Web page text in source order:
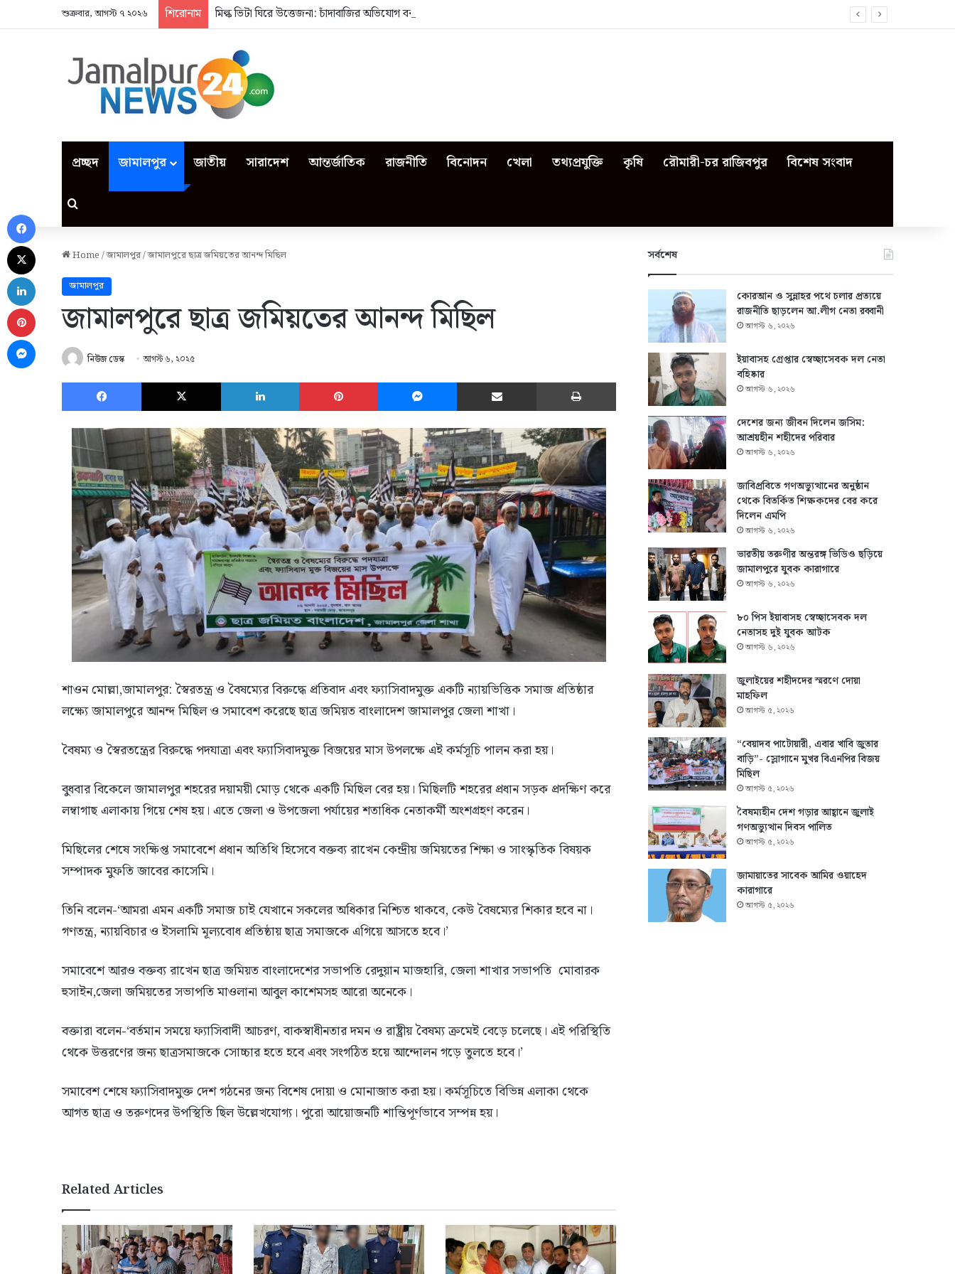
শুক্রবার, আগস্ট ৭ ২০২৬ শিরোনাম মিল্ক ভিটা ঘিরে উত্তেজনা: চাঁদাবাজির অভিযোগ বনাম ভেজাল দুধের জিডি
প্রচ্ছদ জামালপুর জাতীয় সারাদেশ আন্তর্জাতিক রাজনীতি বিনোদন খেলা তথ্যপ্রযুক্তি কৃষি রৌমারী-চর রাজিবপুর বিশেষ সংবাদ
Search for
Home/জামালপুর/জামালপুরে ছাত্র জমিয়তের আনন্দ মিছিল
জামালপুর
জামালপুরে ছাত্র জমিয়তের আনন্দ মিছিল
নিউজ ডেস্ক আগস্ট ৬, ২০২৫
Facebook X LinkedIn Pinterest Messenger Share via Email Print
শাওন মোল্লা,জামালপুর: স্বৈরতন্ত্র ও বৈষম্যের বিরুদ্ধে প্রতিবাদ এবং ফ্যাসিবাদমুক্ত একটি ন্যায়ভিত্তিক সমাজ প্রতিষ্ঠার
লক্ষ্যে জামালপুরে আনন্দ মিছিল ও সমাবেশ করেছে ছাত্র জমিয়ত বাংলাদেশ জামালপুর জেলা শাখা।
বৈষম্য ও স্বৈরতন্ত্রের বিরুদ্ধে পদযাত্রা এবং ফ্যাসিবাদমুক্ত বিজয়ের মাস উপলক্ষে এই কর্মসূচি পালন করা হয়।
বুধবার বিকেলে জামালপুর শহরের দয়াময়ী মোড় থেকে একটি মিছিল বের হয়। মিছিলটি শহরের প্রধান সড়ক প্রদক্ষিণ করে
লম্বাগাছ এলাকায় গিয়ে শেষ হয়। এতে জেলা ও উপজেলা পর্যায়ের শতাধিক নেতাকর্মী অংশগ্রহণ করেন।
মিছিলের শেষে সংক্ষিপ্ত সমাবেশে প্রধান অতিথি হিসেবে বক্তব্য রাখেন কেন্দ্রীয় জমিয়তের শিক্ষা ও সাংস্কৃতিক বিষয়ক
সম্পাদক মুফতি জাবের কাসেমি।
তিনি বলেন-‘আমরা এমন একটি সমাজ চাই যেখানে সকলের অধিকার নিশ্চিত থাকবে, কেউ বৈষম্যের শিকার হবে না।
গণতন্ত্র, ন্যায়বিচার ও ইসলামি মূল্যবোধ প্রতিষ্ঠায় ছাত্র সমাজকে এগিয়ে আসতে হবে।’
সমাবেশে আরও বক্তব্য রাখেন ছাত্র জমিয়ত বাংলাদেশের সভাপতি রেদুয়ান মাজহারি, জেলা শাখার সভাপতি মোবারক
হুসাইন,জেলা জমিয়তের সভাপতি মাওলানা আবুল কাশেমসহ আরো অনেকে।
বক্তারা বলেন-‘বর্তমান সময়ে ফ্যাসিবাদী আচরণ, বাকস্বাধীনতার দমন ও রাষ্ট্রীয় বৈষম্য ক্রমেই বেড়ে চলেছে। এই পরিস্থিতি
থেকে উত্তরণের জন্য ছাত্রসমাজকে সোচ্চার হতে হবে এবং সংগঠিত হয়ে আন্দোলন গড়ে তুলতে হবে।’
সমাবেশ শেষে ফ্যাসিবাদমুক্ত দেশ গঠনের জন্য বিশেষ দোয়া ও মোনাজাত করা হয়। কর্মসূচিতে বিভিন্ন এলাকা থেকে
আগত ছাত্র ও তরুণদের উপস্থিতি ছিল উল্লেখযোগ্য। পুরো আয়োজনটি শান্তিপূর্ণভাবে সম্পন্ন হয়।
Related Articles
সর্বশেষ
কোরআন ও সুন্নাহর পথে চলার প্রত্যয়ে
রাজনীতি ছাড়লেন আ.লীগ নেতা রব্বানী
আগস্ট ৬, ২০২৬
ইয়াবাসহ গ্রেপ্তার স্বেচ্ছাসেবক দল নেতা
বহিষ্কার
আগস্ট ৬, ২০২৬
দেশের জন্য জীবন দিলেন জসিম:
আশ্রয়হীন শহীদের পরিবার
আগস্ট ৬, ২০২৬
জাবিপ্রবিতে গণঅভ্যুত্থানের অনুষ্ঠান
থেকে বিতর্কিত শিক্ষকদের বের করে
দিলেন এমপি
আগস্ট ৬, ২০২৬
ভারতীয় তরুণীর অন্তরঙ্গ ভিডিও ছড়িয়ে
জামালপুরে যুবক কারাগারে
আগস্ট ৬, ২০২৬
৮০ পিস ইয়াবাসহ স্বেচ্ছাসেবক দল
নেতাসহ দুই যুবক আটক
আগস্ট ৬, ২০২৬
জুলাইয়ের শহীদদের স্মরণে দোয়া
মাহফিল
আগস্ট ৫, ২০২৬
“বেয়াদব পাটোয়ারী, এবার খাবি জুতার
বাড়ি”- স্লোগানে মুখর বিএনপির বিজয়
মিছিল
আগস্ট ৫, ২০২৬
বৈষম্যহীন দেশ গড়ার আহ্বানে জুলাই
গণঅভ্যুত্থান দিবস পালিত
আগস্ট ৫, ২০২৬
জামায়াতের সাবেক আমির ওয়াহেদ
কারাগারে
আগস্ট ৫, ২০২৬
Facebook
LinkedIn
Pinterest